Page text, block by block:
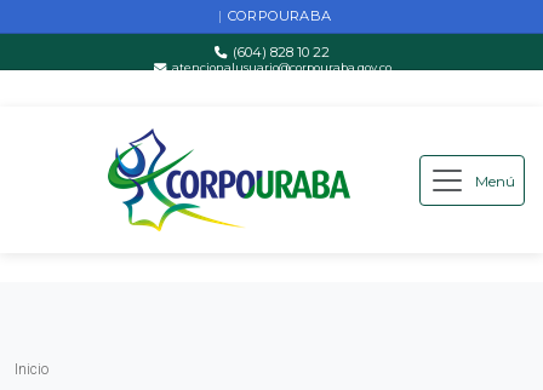
Saltar al contenido principal
| CORPOURABA
(604) 828 10 22
atencionalusuario@corpouraba.gov.co
Menú
Inicio